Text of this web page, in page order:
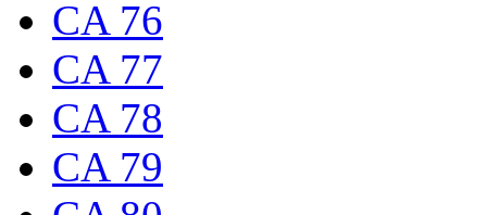
CA 76
CA 77
CA 78
CA 79